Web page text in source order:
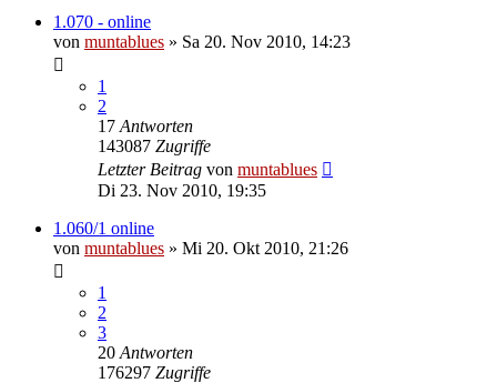
1.070 - online
von muntablues » Sa 20. Nov 2010, 14:23
1
2
17 Antworten
143087 Zugriffe
Letzter Beitrag von muntablues
Di 23. Nov 2010, 19:35
1.060/1 online
von muntablues » Mi 20. Okt 2010, 21:26
1
2
3
20 Antworten
176297 Zugriffe